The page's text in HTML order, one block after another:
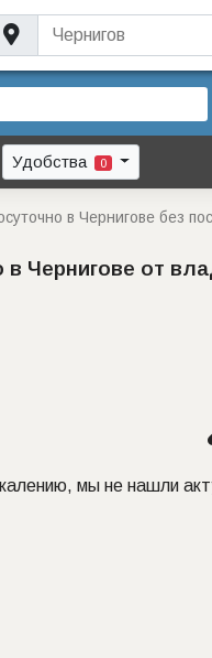
Удобства 0
в Чернигове без
в Чернигове от
мы не нашли